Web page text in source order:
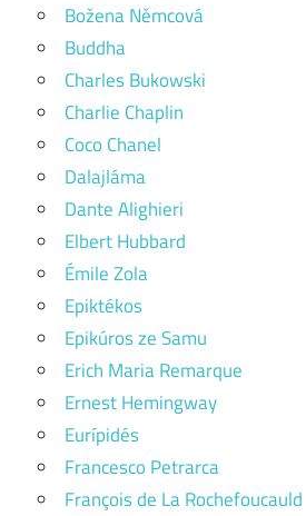
Božena Němcová
Buddha
Charles Bukowski
Charlie Chaplin
Coco Chanel
Dalajláma
Dante Alighieri
Elbert Hubbard
Émile Zola
Epiktékos
Epikúros ze Samu
Erich Maria Remarque
Ernest Hemingway
Eurípidés
Francesco Petrarca
François de La Rochefoucauld